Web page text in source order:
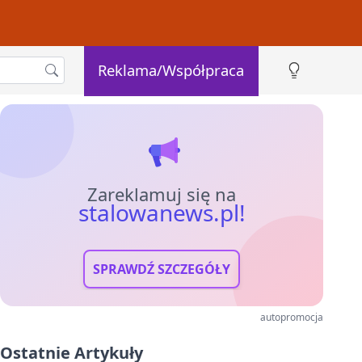
Reklama/Współpraca
Zareklamuj się na
stalowanews.pl!
SPRAWDŹ SZCZEGÓŁY
autopromocja
Ostatnie Artykuły